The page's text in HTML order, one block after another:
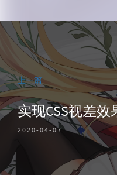
Post
navigation
上一篇
实现CSS视差
2020-04-07